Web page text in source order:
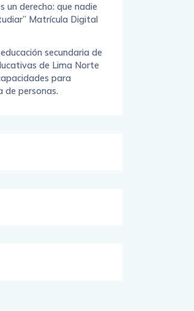
un derecho: que nadie
Matrícula Digital
secundaria de
de Lima Norte
para
de personas.